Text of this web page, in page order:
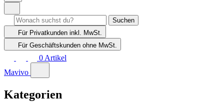
Suchen
Für Privatkunden inkl. MwSt.
Für Geschäftskunden ohne MwSt.
0 Artikel
Mavivo
Kategorien